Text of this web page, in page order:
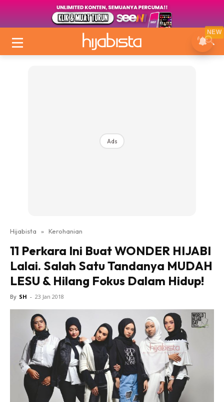
Ads
Hijabista » Kerohanian
11 Perkara Ini Buat WONDER HIJABI
Lalai. Salah Satu Tandanya MUDAH
LESU & Hilang Fokus Dalam Hidup!
By SH - 23 Jan 2018
NEW